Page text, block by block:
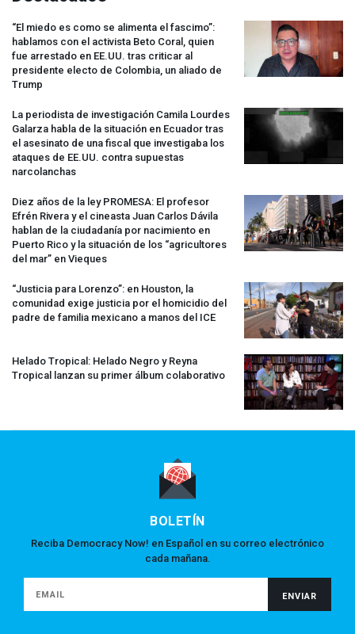
“El miedo es como se alimenta el fascimo”:
hablamos con el activista Beto Coral, quien
fue arrestado en EE.UU. tras criticar al
presidente electo de Colombia, un aliado de
Trump
La periodista de investigación Camila Lourdes
Galarza habla de la situación en Ecuador tras
el asesinato de una fiscal que investigaba los
ataques de EE.UU. contra supuestas
narcolanchas
Diez años de la ley PROMESA: El profesor
Efrén Rivera y el cineasta Juan Carlos Dávila
hablan de la ciudadanía por nacimiento en
Puerto Rico y la situación de los “agricultores
del mar” en Vieques
“Justicia para Lorenzo”: en Houston, la
comunidad exige justicia por el homicidio del
padre de familia mexicano a manos del ICE
Helado Tropical: Helado Negro y Reyna
Tropical lanzan su primer álbum colaborativo
BOLETÍN
Reciba Democracy Now! en Español en su correo electrónico
cada mañana.